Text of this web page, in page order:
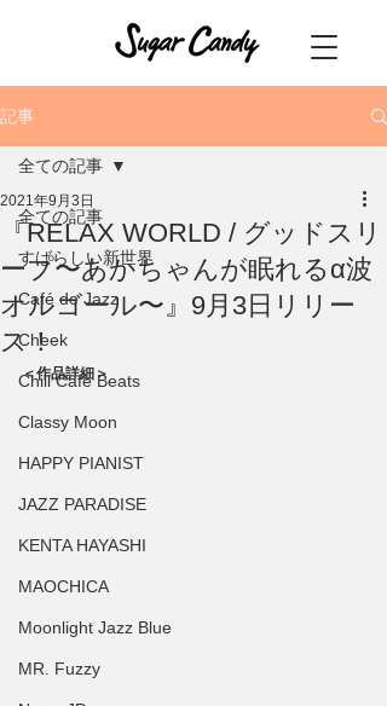
記事
全ての記事
すばらしい新世界
Café de Jazz
Cheek
Chill Cafe Beats
Classy Moon
HAPPY PIANIST
JAZZ PARADISE
KENTA HAYASHI
MAOCHICA
Moonlight Jazz Blue
MR. Fuzzy
全ての記事
『RELAX WORLD / グッドスリ
ープ〜あかちゃんが眠れるα波
オルゴール〜』9月3日リリー
ス！
2021年9月3日
＜作品詳細＞